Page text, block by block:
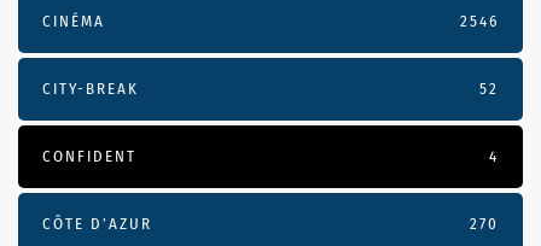
CINÉMA 2546
CITY-BREAK 52
CONFIDENT 4
CÔTE D’AZUR 270